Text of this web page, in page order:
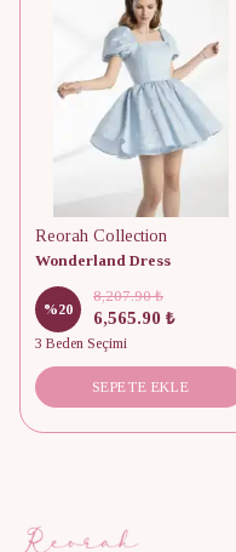
Reorah Collection
Wonderland Dress
%20
8,207.90 ₺
6,565.90 ₺
3 Beden Seçimi
SEPETE EKLE